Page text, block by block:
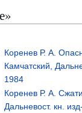
Коренев Р. А.
Камчатский,
1984
Коренев Р. А.
Дальневост. кн.